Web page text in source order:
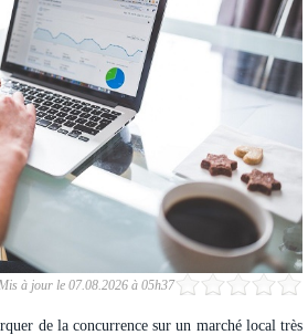
Mis à jour le 07.08.2026 à 05h37
de la concurrence sur un marché local très